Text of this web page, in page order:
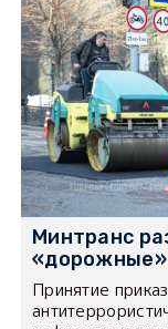
Минтранс
«дорожные»
Принятие